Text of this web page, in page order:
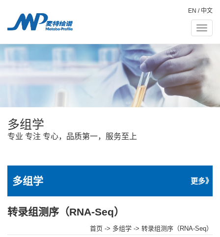
Toggle
EN / 中文
多组学
专业 专注 专心，品质第一，服务至上
多组学 更多》
转录组测序（RNA-Seq）
首页 -> 多组学 -> 转录组测序（RNA-Seq）